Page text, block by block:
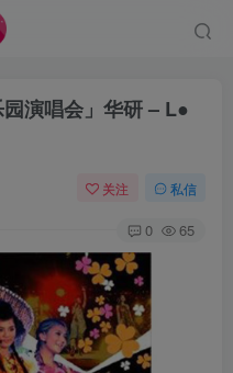
演唱会」华研 – L●
关注 私信
0 65